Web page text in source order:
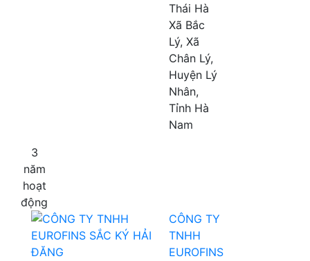
Thái Hà
Xã Bắc
Lý, Xã
Chân Lý,
Huyện Lý
Nhân,
Tỉnh Hà
Nam
3
năm
hoạt
động
CÔNG TY
TNHH
EUROFINS